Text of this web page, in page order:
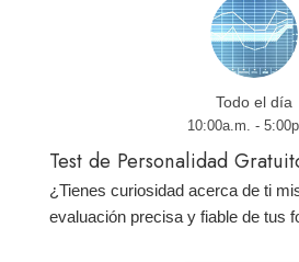
Todo el día
10:00a.m. -
Test de Personalidad
¿Tienes curiosidad acerca de ti
evaluación precisa y fiable de tus